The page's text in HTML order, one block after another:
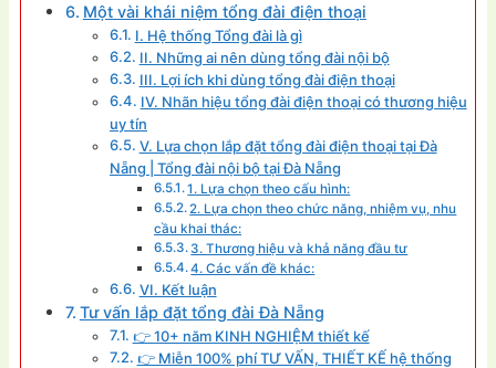
Một vài khái niệm tổng đài điện thoại
I. Hệ thống Tổng đài là gì
II. Những ai nên dùng tổng đài nội bộ
III. Lợi ích khi dùng tổng đài điện thoại
IV. Nhãn hiệu tổng đài điện thoại có thương hiệu
uy tín
V. Lựa chọn lắp đặt tổng đài điện thoại tại Đà
Nẵng | Tổng đài nội bộ tại Đà Nẵng
1. Lựa chọn theo cấu hình:
2. Lựa chọn theo chức năng, nhiệm vụ, nhu
cầu khai thác:
3. Thương hiệu và khả năng đầu tư
4. Các vấn đề khác:
VI. Kết luận
Tư vấn lắp đặt tổng đài Đà Nẵng
👉 10+ năm KINH NGHIỆM thiết kế
👉 Miễn 100% phí TƯ VẤN, THIẾT KẾ hệ thống